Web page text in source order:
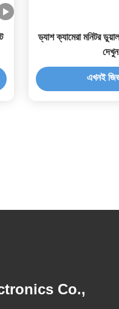
ড্যাশ ক্যামেরা মনিটর
দেখুন
এখনই
Co.,